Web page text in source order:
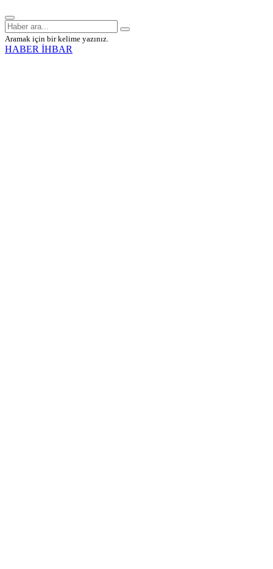
Aramak için bir kelime yazınız.
HABER İHBAR